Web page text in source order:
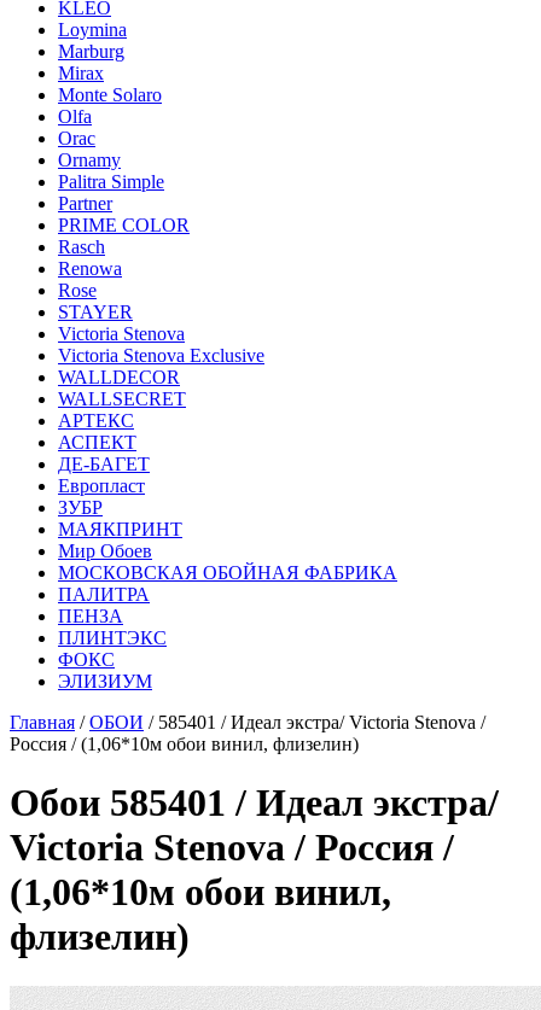
KLEO
Loymina
Marburg
Mirax
Monte Solaro
Olfa
Orac
Ornamy
Palitra Simple
Partner
PRIME COLOR
Rasch
Renowa
Rose
STAYER
Victoria Stenova
Victoria Stenova Exclusive
WALLDECOR
WALLSECRET
АРТЕКС
АСПЕКТ
ДЕ-БАГЕТ
Европласт
ЗУБР
МАЯКПРИНТ
Мир Обоев
МОСКОВСКАЯ ОБОЙНАЯ ФАБРИКА
ПАЛИТРА
ПЕНЗА
ПЛИНТЭКС
ФОКС
ЭЛИЗИУМ
Главная /ОБОИ / 585401 / Идеал экстра/ Victoria Stenova /
Россия / (1,06*10м обои винил, флизелин)
Обои 585401 / Идеал экстра/
Victoria Stenova / Россия /
(1,06*10м обои винил,
флизелин)